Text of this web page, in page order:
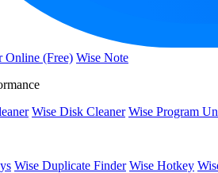
Online (Free) Wise Note
Wise Disk Cleaner Wise Program
Wise Duplicate Finder Wise Hotkey